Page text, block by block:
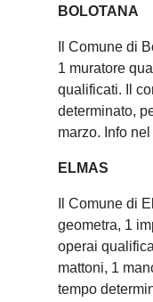
BOLOTANA
Il Comune di
1 muratore
qualificati. Il
determinato,
marzo. Info
ELMAS
Il Comune di
geometra, 1
operai
mattoni, 1
tempo